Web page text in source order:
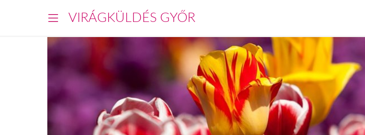
VIRÁGKÜLDÉS GYŐR